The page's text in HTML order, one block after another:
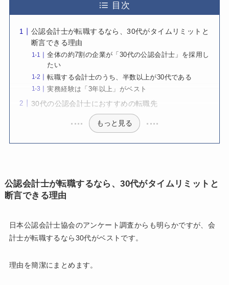
目次
公認会計士が転職するなら、30代がタイムリミットと
断言できる理由
全体の約7割の企業が「30代の公認会計士」を採用し
たい
転職する会計士のうち、半数以上が30代である
実務経験は「3年以上」がベスト
30代の公認会計士におすすめの転職先
もっと見る
公認会計士が転職するなら、30代がタイムリミットと
断言できる理由
日本公認会計士協会のアンケート調査からも明らかですが、会
計士が転職するなら30代がベストです。
理由を簡潔にまとめます。